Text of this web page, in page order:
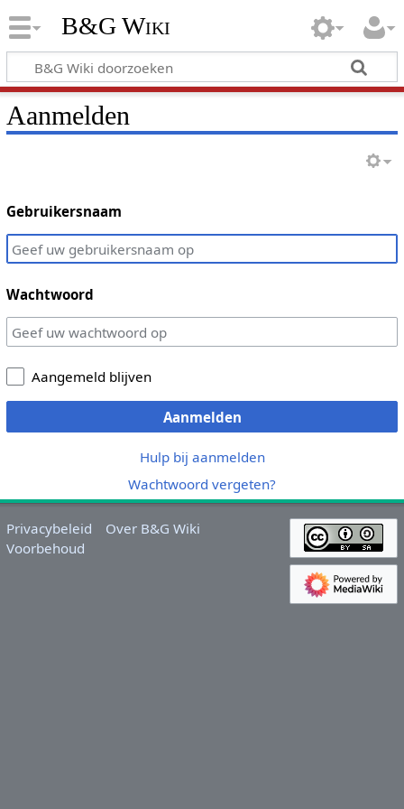
B&G Wiki
Aanmelden
Gebruikersnaam
Wachtwoord
Aangemeld blijven
Aanmelden
Hulp bij aanmelden
Wachtwoord vergeten?
Privacybeleid
Over B&G Wiki
Voorbehoud